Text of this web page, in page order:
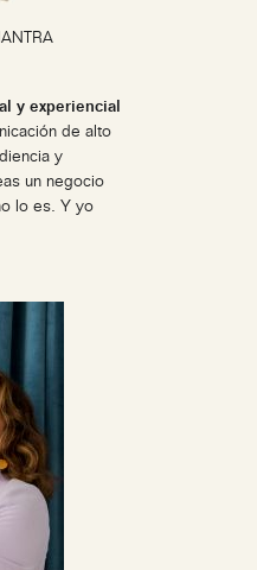
y experiencial
de alto
y
un negocio
lo es. Y yo